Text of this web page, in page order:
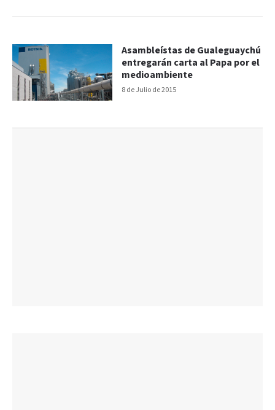
8 de Julio de 2015
Asambleístas de Gualeguaychú
entregarán carta al Papa por el
medioambiente